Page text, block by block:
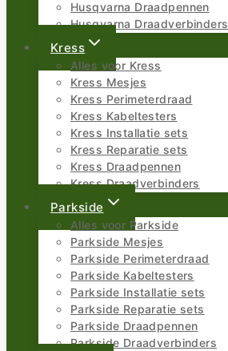
Husqvarna Draadpennen
Husqvarna Draadverbinders
Kress
Alles voor Kress
Kress Mesjes
Kress Perimeterdraad
Kress Kabeltesters
Kress Installatie sets
Kress Reparatie sets
Kress Draadpennen
Kress Draadverbinders
Parkside
Alles voor Parkside
Parkside Mesjes
Parkside Perimeterdraad
Parkside Kabeltesters
Parkside Installatie sets
Parkside Reparatie sets
Parkside Draadpennen
Parkside Draadverbinders